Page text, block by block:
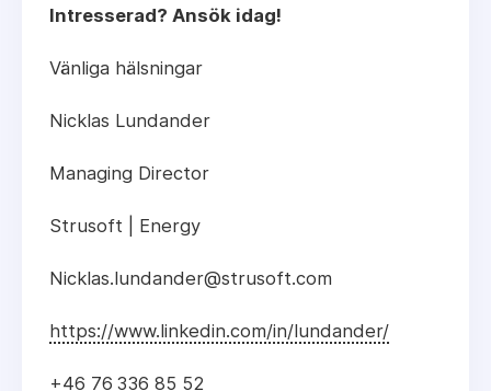
Intresserad? Ansök idag!
Vänliga hälsningar
Nicklas Lundander
Managing Director
Strusoft | Energy
Nicklas.lundander@strusoft.com
https://www.linkedin.com/in/lundander/
+46 76 336 85 52